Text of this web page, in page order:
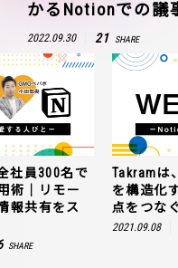
かるNotionでの議
2022.09.30 21 SHARE
社員300名で
術｜リモー
報共有をス
SHARE
Takramは
を構造化
点をつな
2021.09.08